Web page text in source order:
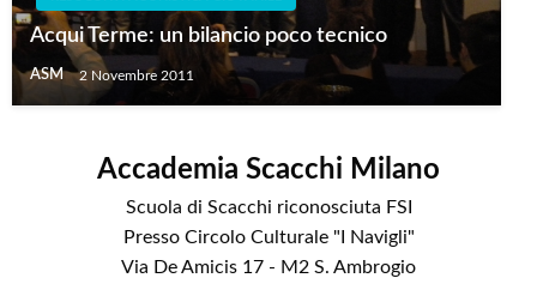
Acqui Terme: un bilancio poco tecnico
ASM 2 Novembre 2011
Accademia Scacchi Milano
Scuola di Scacchi riconosciuta FSI
Presso Circolo Culturale "I Navigli"
Via De Amicis 17 - M2 S. Ambrogio